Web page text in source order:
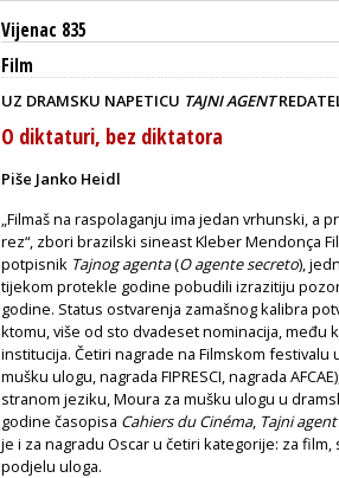
Vijenac 835
Film
UZ DRAMSKU NAPETICU TAJNI AGENT
O diktaturi, bez diktatora
Piše Janko Heidl
„Filmaš na raspolaganju ima jedan vrhunski, a
rez“, zbori brazilski sineast Kleber Mendonça
potpisnik Tajnog agenta(O agente secreto),
tijekom protekle godine pobudili izrazitiju
godine. Status ostvarenja zamašnog kalibra
ktomu, više od sto dvadeset nominacija,
institucija. Četiri nagrade na Filmskom festivalu
mušku ulogu, nagrada FIPRESCI, nagrada
stranom jeziku, Moura za mušku ulogu u
godine časopisa Cahiers du Cinéma, Tajni agent
je i za nagradu Oscar u četiri kategorije: za
podjelu uloga.